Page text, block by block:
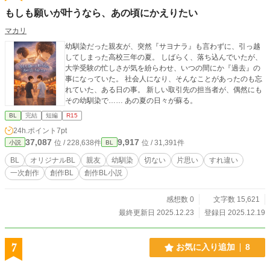
もしも願いが叶うなら、あの頃にかえりたい
マカリ
幼馴染だった親友が、突然『サヨナラ』も言わずに、引っ越
してしまった高校三年の夏。 しばらく、落ち込んでいたが、
大学受験の忙しさが気を紛らわせ、いつの間にか『過去』の
事になっていた。 社会人になり、そんなことがあったのも忘
れていた、ある日の事。 新しい取引先の担当者が、偶然にも
その幼馴染で…… あの夏の日々が蘇る。
BL 完結 短編 R15
24h.ポイント 7pt
小説 37,087 位 / 228,638件 BL 9,917 位 / 31,391件
BL オリジナルBL 親友 幼馴染 切ない 片思い
すれ違い
一次創作
創作BL 創作BL小説
感想数 0
文字数 15,621
最終更新日 2025.12.23
登録日 2025.12.19
7 お気に入り追加 8